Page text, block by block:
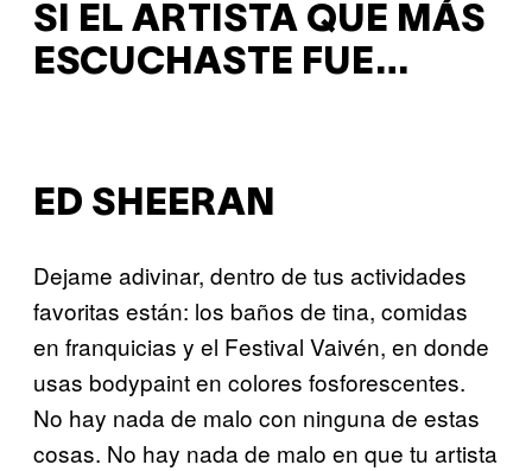
SI EL ARTISTA QUE MÁS
ESCUCHASTE FUE…
ED SHEERAN
Dejame adivinar, dentro de tus actividades
favoritas están: los baños de tina, comidas
en franquicias y el Festival Vaivén, en donde
usas bodypaint en colores fosforescentes.
No hay nada de malo con ninguna de estas
cosas. No hay nada de malo en que tu artista